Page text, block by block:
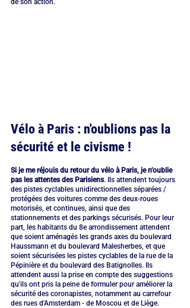
Vélo à Paris : n'oublions pas la
sécurité et le civisme !
Si je me réjouis du retour du vélo à Paris, je n’oublie
pas les attentes des Parisiens. Ils attendent toujours
des pistes cyclables unidirectionnelles séparées /
protégées des voitures comme des deux-roues
motorisés, et continues, ainsi que des
stationnements et des parkings sécurisés. Pour leur
part, les habitants du 8e arrondissement attendent
que soient aménagés les grands axes du boulevard
Haussmann et du boulevard Malesherbes, et que
soient sécurisées les pistes cyclables de la rue de la
Pépinière et du boulevard des Batignolles. Ils
attendent aussi la prise en compte des suggestions
qu'ils ont pris la peine de formuler pour améliorer la
sécurité des coronapistes, notamment au carrefour
des rues d'Amsterdam - de Moscou et de Liège.